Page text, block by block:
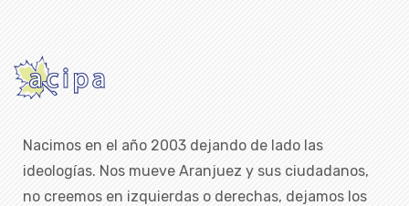
Nacimos en el año 2003 dejando de lado las
ideologías. Nos mueve Aranjuez y sus ciudadanos,
no creemos en izquierdas o derechas, dejamos los